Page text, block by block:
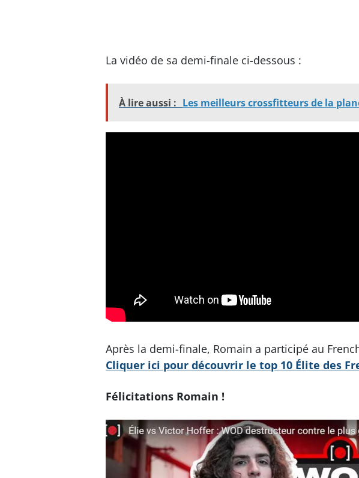
La vidéo de sa demi-finale ci-dessous :
À lire aussi : Les meilleurs crossfitteurs de la
Après la demi-finale, Romain a participé au
Cliquer ici pour découvrir le top 10 Élite des
Félicitations Romain !